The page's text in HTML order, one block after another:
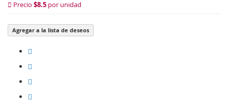
Precio $8.5 por unidad
Agregar a la lista de deseos